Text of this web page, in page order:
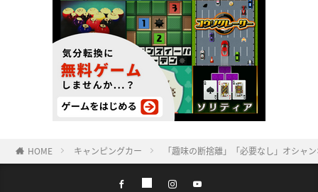
HOME キャンピングカー 「趣味の断捨離」「必要なし」オシャ